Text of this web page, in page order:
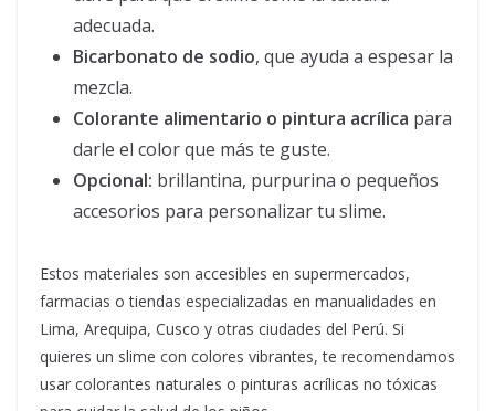
adecuada.
Bicarbonato de sodio, que ayuda a espesar la
mezcla.
Colorante alimentario o pintura acrílica para
darle el color que más te guste.
Opcional: brillantina, purpurina o pequeños
accesorios para personalizar tu slime.
Estos materiales son accesibles en supermercados,
farmacias o tiendas especializadas en manualidades en
Lima, Arequipa, Cusco y otras ciudades del Perú. Si
quieres un slime con colores vibrantes, te recomendamos
usar colorantes naturales o pinturas acrílicas no tóxicas